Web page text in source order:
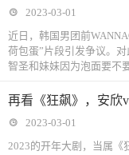
2023-03-01
近日，韩国男团前
荷包蛋”片段引发争议。
智圣和妹妹因为泡面要不
再看《狂飙》，安欣
2023-03-01
2023的开年大剧，当属《